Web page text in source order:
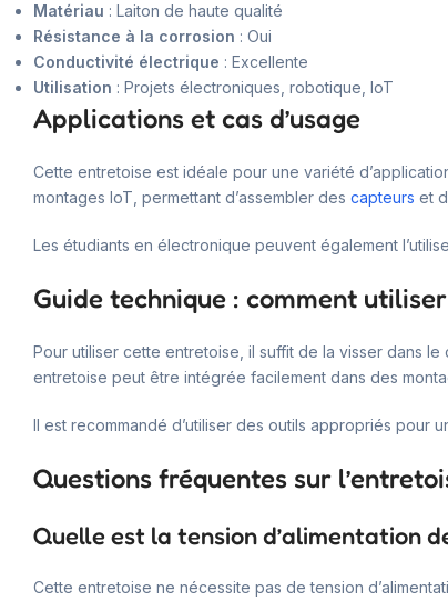
Matériau : Laiton de haute qualité
Résistance à la corrosion : Oui
Conductivité électrique : Excellente
Utilisation : Projets électroniques, robotique, IoT
Applications et cas d’usage
Cette entretoise est idéale pour une variété
montages IoT, permettant d’assembler des capteurs et
Les étudiants en électronique peuvent également
Guide technique : comment
Pour utiliser cette entretoise, il suffit de la visser dans
entretoise peut être intégrée facilement dans des
Il est recommandé d’utiliser des outils appropriés pour
Questions fréquentes sur
Quelle est la tension d’alimentation
Cette entretoise ne nécessite pas de tension